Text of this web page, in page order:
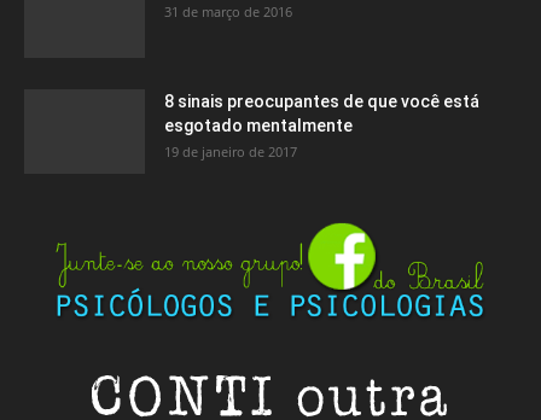
31 de março de 2016
8 sinais preocupantes de que você está
esgotado mentalmente
19 de janeiro de 2017